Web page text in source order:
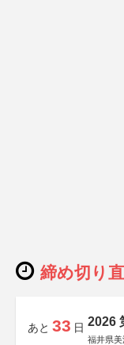
締め切り
あと 33 日 2026
福井県